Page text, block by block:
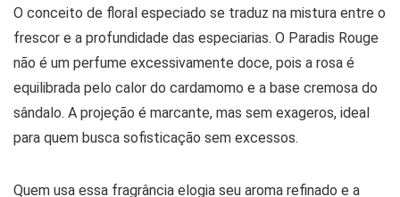
O conceito de floral especiado se traduz na mistura entre o
frescor e a profundidade das especiarias. O Paradis Rouge
não é um perfume excessivamente doce, pois a rosa é
equilibrada pelo calor do cardamomo e a base cremosa do
sândalo. A projeção é marcante, mas sem exageros, ideal
para quem busca sofisticação sem excessos.
Quem usa essa fragrância elogia seu aroma refinado e a